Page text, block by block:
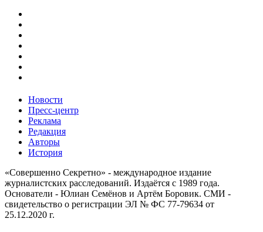
Новости
Пресс-центр
Реклама
Редакция
Авторы
История
«Совершенно Секретно» - международное издание
журналистских расследований. Издаётся с 1989 года.
Основатели - Юлиан Семёнов и Артём Боровик. CМИ -
свидетельство о регистрации ЭЛ № ФС 77-79634 от
25.12.2020 г.